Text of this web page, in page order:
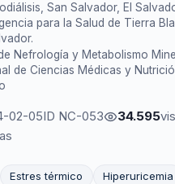
San Salvador, El
para la Salud de Tierra
Nefrología y Metabolismo
de Ciencias Médicas y
02-05ID NC-053 34.595
Estres térmico Hiperuricemia